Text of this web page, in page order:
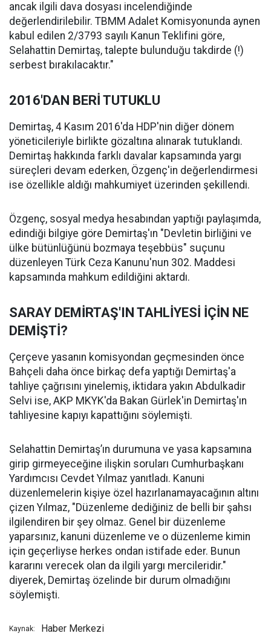
ancak ilgili dava dosyası incelendiğinde
değerlendirilebilir. TBMM Adalet Komisyonunda aynen
kabul edilen 2/3793 sayılı Kanun Teklifini göre,
Selahattin Demirtaş, talepte bulunduğu takdirde (!)
serbest bırakılacaktır."
2016'DAN BERİ TUTUKLU
Demirtaş, 4 Kasım 2016'da HDP'nin diğer dönem
yöneticileriyle birlikte gözaltına alınarak tutuklandı.
Demirtaş hakkında farklı davalar kapsamında yargı
süreçleri devam ederken, Özgenç'in değerlendirmesi
ise özellikle aldığı mahkumiyet üzerinden şekillendi.
Özgenç, sosyal medya hesabından yaptığı paylaşımda,
edindiği bilgiye göre Demirtaş'ın "Devletin birliğini ve
ülke bütünlüğünü bozmaya teşebbüs" suçunu
düzenleyen Türk Ceza Kanunu'nun 302. Maddesi
kapsamında mahkum edildiğini aktardı.
SARAY DEMİRTAŞ'IN TAHLİYESİ İÇİN NE
DEMİŞTİ?
Çerçeve yasanın komisyondan geçmesinden önce
Bahçeli daha önce birkaç defa yaptığı Demirtaş'a
tahliye çağrısını yinelemiş, iktidara yakın Abdulkadir
Selvi ise, AKP MKYK'da Bakan Gürlek'in Demirtaş'ın
tahliyesine kapıyı kapattığını söylemişti.
Selahattin Demirtaş’ın durumuna ve yasa kapsamına
girip girmeyeceğine ilişkin soruları Cumhurbaşkanı
Yardımcısı Cevdet Yılmaz yanıtladı. Kanuni
düzenlemelerin kişiye özel hazırlanamayacağının altını
çizen Yılmaz, "Düzenleme dediğiniz de belli bir şahsı
ilgilendiren bir şey olmaz. Genel bir düzenleme
yaparsınız, kanuni düzenleme ve o düzenleme kimin
için geçerliyse herkes ondan istifade eder. Bunun
kararını verecek olan da ilgili yargı mercileridir."
diyerek, Demirtaş özelinde bir durum olmadığını
söylemişti.
Kaynak: Haber Merkezi